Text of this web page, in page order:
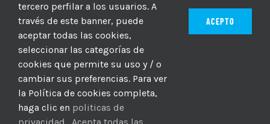
© 2012–2025 |CICIC| Hosting: Hosting Para PYMES
MBAGIO.COM
| Todos los derechos reservados
FacebookTwitterYouTube
tercero perfilar a los usuarios. A
través de este banner, puede
aceptar todas las cookies,
seleccionar las categorías de
cookies que permite su uso y / o
cambiar sus preferencias. Para ver
la Política de cookies completa,
haga clic en politicas de
ACEPTO